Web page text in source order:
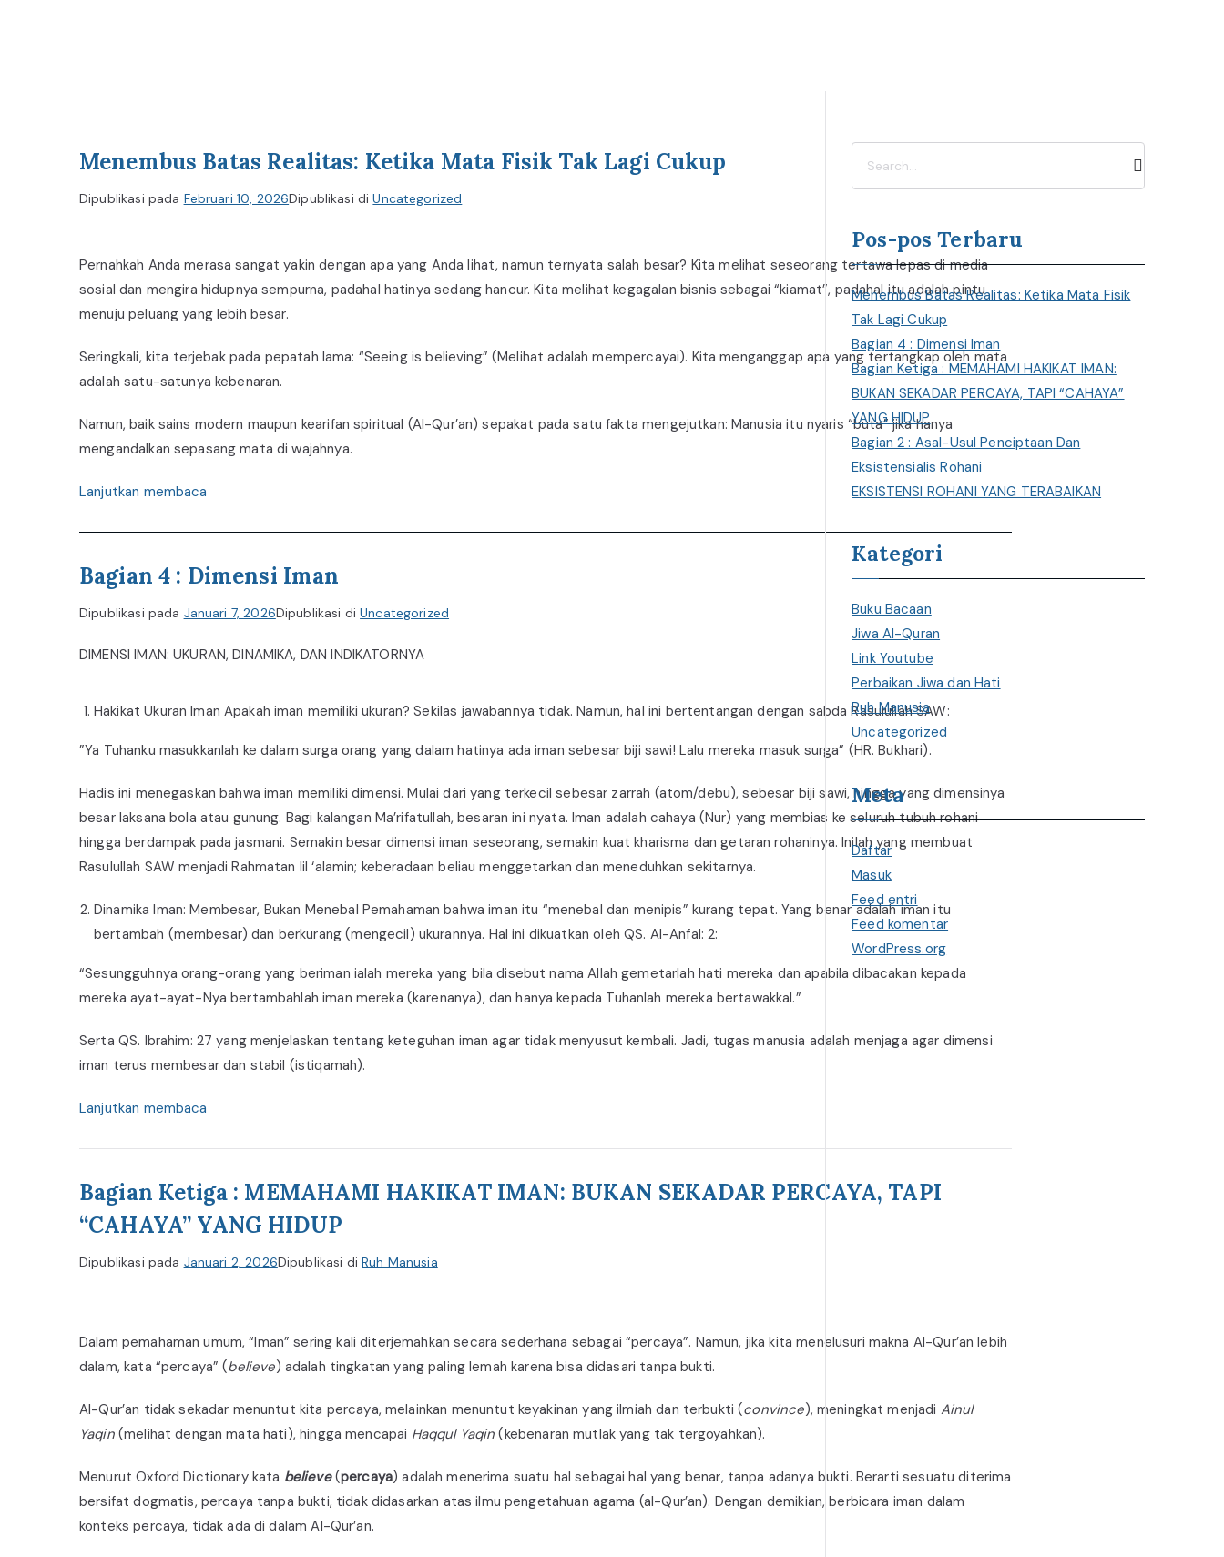
Menembus Batas Realitas: Ketika Mata Fisik Tak Lagi Cukup
Dipublikasi pada Februari 10, 2026Dipublikasi diUncategorized
Pernahkah Anda merasa sangat yakin dengan apa yang Anda lihat, namun ternyata salah besar? Kita melihat seseorang tertawa lepas di media
sosial dan mengira hidupnya sempurna, padahal hatinya sedang hancur. Kita melihat kegagalan bisnis sebagai “kiamat”, padahal itu adalah pintu
menuju peluang yang lebih besar.
Seringkali, kita terjebak pada pepatah lama: “Seeing is believing” (Melihat adalah mempercayai). Kita menganggap apa yang tertangkap oleh mata
adalah satu-satunya kebenaran.
Namun, baik sains modern maupun kearifan spiritual (Al-Qur’an) sepakat pada satu fakta mengejutkan: Manusia itu nyaris “buta” jika hanya
mengandalkan sepasang mata di wajahnya.
Lanjutkan membaca
Bagian 4 : Dimensi Iman
Dipublikasi pada Januari 7, 2026Dipublikasi diUncategorized
DIMENSI IMAN: UKURAN, DINAMIKA, DAN INDIKATORNYA
Hakikat Ukuran Iman Apakah iman memiliki ukuran? Sekilas jawabannya tidak. Namun, hal ini bertentangan dengan sabda Rasulullah SAW:
”Ya Tuhanku masukkanlah ke dalam surga orang yang dalam hatinya ada iman sebesar biji sawi! Lalu mereka masuk surga” (HR. Bukhari).
Hadis ini menegaskan bahwa iman memiliki dimensi. Mulai dari yang terkecil sebesar zarrah (atom/debu), sebesar biji sawi, hingga yang dimensinya
besar laksana bola atau gunung. Bagi kalangan Ma’rifatullah, besaran ini nyata. Iman adalah cahaya (Nur) yang membias ke seluruh tubuh rohani
hingga berdampak pada jasmani. Semakin besar dimensi iman seseorang, semakin kuat kharisma dan getaran rohaninya. Inilah yang membuat
Rasulullah SAW menjadi Rahmatan lil ‘alamin; keberadaan beliau menggetarkan dan meneduhkan sekitarnya.
Dinamika Iman: Membesar, Bukan Menebal Pemahaman bahwa iman itu “menebal dan menipis” kurang tepat. Yang benar adalah iman itu
bertambah (membesar) dan berkurang (mengecil) ukurannya. Hal ini dikuatkan oleh QS. Al-Anfal: 2:
“Sesungguhnya orang-orang yang beriman ialah mereka yang bila disebut nama Allah gemetarlah hati mereka dan apabila dibacakan kepada
mereka ayat-ayat-Nya bertambahlah iman mereka (karenanya), dan hanya kepada Tuhanlah mereka bertawakkal.”
Serta QS. Ibrahim: 27 yang menjelaskan tentang keteguhan iman agar tidak menyusut kembali. Jadi, tugas manusia adalah menjaga agar dimensi
iman terus membesar dan stabil (istiqamah).
Lanjutkan membaca
Bagian Ketiga : MEMAHAMI HAKIKAT IMAN: BUKAN SEKADAR PERCAYA, TAPI
“CAHAYA” YANG HIDUP
Dipublikasi pada Januari 2, 2026Dipublikasi diRuh Manusia
Dalam pemahaman umum, “Iman” sering kali diterjemahkan secara sederhana sebagai “percaya”. Namun, jika kita menelusuri makna Al-Qur’an lebih
dalam, kata “percaya” (believe) adalah tingkatan yang paling lemah karena bisa didasari tanpa bukti.
Al-Qur’an tidak sekadar menuntut kita percaya, melainkan menuntut keyakinan yang ilmiah dan terbukti (convince), meningkat menjadi Ainul
Yaqin(melihat dengan mata hati), hingga mencapai Haqqul Yaqin (kebenaran mutlak yang tak tergoyahkan).
Menurut Oxford Dictionary kata believe (percaya) adalah menerima suatu hal sebagai hal yang benar, tanpa adanya bukti. Berarti sesuatu diterima
bersifat dogmatis, percaya tanpa bukti, tidak didasarkan atas ilmu pengetahuan agama (al-Qur’an). Dengan demikian, berbicara iman dalam
konteks percaya, tidak ada di dalam Al-Qur’an.
Pos-pos Terbaru
Menembus Batas Realitas: Ketika Mata Fisik
Tak Lagi Cukup
Bagian 4 : Dimensi Iman
Bagian Ketiga : MEMAHAMI HAKIKAT IMAN:
BUKAN SEKADAR PERCAYA, TAPI “CAHAYA”
YANG HIDUP
Bagian 2 : Asal-Usul Penciptaan Dan
Eksistensialis Rohani
EKSISTENSI ROHANI YANG TERABAIKAN
Kategori
Buku Bacaan
Jiwa Al-Quran
Link Youtube
Perbaikan Jiwa dan Hati
Ruh Manusia
Uncategorized
Meta
Daftar
Masuk
Feed entri
Feed komentar
WordPress.org